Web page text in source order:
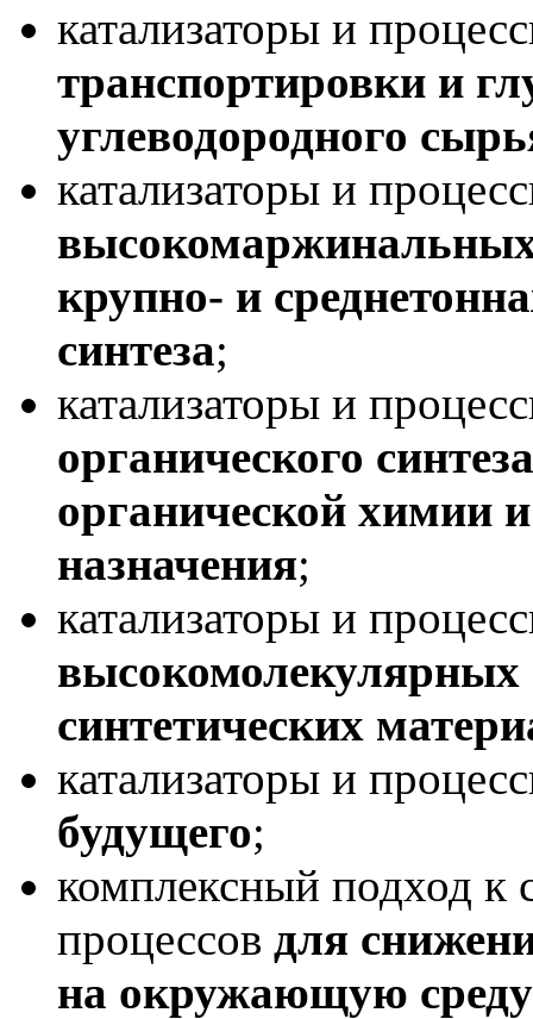
катализаторы и
транспортировки и
углеводородного
катализаторы и
крупно- и
синтеза;
катализаторы и
органического
органической химии
назначения;
катализаторы и
высокомолекулярных
синтетических
катализаторы и
будущего;
комплексный подход к
процессов для
на окружающую среду